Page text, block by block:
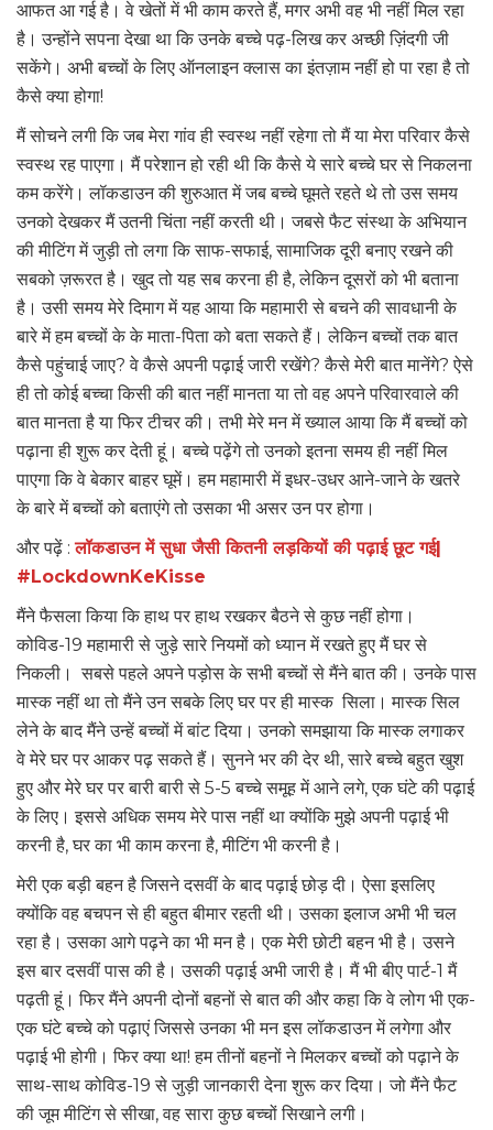
आफत आ गई है। वे खेतों में भी काम करते हैं, मगर अभी वह भी नहीं मिल रहा
है। उन्होंने सपना देखा था कि उनके बच्चे पढ़-लिख कर अच्छी ज़िंदगी जी
सकेंगे। अभी बच्चों के लिए ऑनलाइन क्लास का इंतज़ाम नहीं हो पा रहा है तो
कैसे क्या होगा!
मैं सोचने लगी कि जब मेरा गांव ही स्वस्थ नहीं रहेगा तो मैं या मेरा परिवार कैसे
स्वस्थ रह पाएगा। मैं परेशान हो रही थी कि कैसे ये सारे बच्चे घर से निकलना
कम करेंगे। लॉकडाउन की शुरुआत में जब बच्चे घूमते रहते थे तो उस समय
उनको देखकर मैं उतनी चिंता नहीं करती थी। जबसे फैट संस्था के अभियान
की मीटिंग में जुड़ी तो लगा कि साफ-सफाई, सामाजिक दूरी बनाए रखने की
सबको ज़रूरत है। खुद तो यह सब करना ही है, लेकिन दूसरों को भी बताना
है। उसी समय मेरे दिमाग में यह आया कि महामारी से बचने की सावधानी के
बारे में हम बच्चों के के माता-पिता को बता सकते हैं। लेकिन बच्चों तक बात
कैसे पहुंचाई जाए? वे कैसे अपनी पढ़ाई जारी रखेंगे? कैसे मेरी बात मानेंगे? ऐसे
ही तो कोई बच्चा किसी की बात नहीं मानता या तो वह अपने परिवारवाले की
बात मानता है या फिर टीचर की। तभी मेरे मन में ख्याल आया कि मैं बच्चों को
पढ़ाना ही शुरू कर देती हूं। बच्चे पढ़ेंगे तो उनको इतना समय ही नहीं मिल
पाएगा कि वे बेकार बाहर घूमें। हम महामारी में इधर-उधर आने-जाने के खतरे
के बारे में बच्चों को बताएंगे तो उसका भी असर उन पर होगा।
और पढ़ें :लॉकडाउन में सुधा जैसी कितनी लड़कियों की पढ़ाई छूट गई|
#LockdownKeKisse
मैंने फैसला किया कि हाथ पर हाथ रखकर बैठने से कुछ नहीं होगा।
कोविड-19 महामारी से जुड़े सारे नियमों को ध्यान में रखते हुए मैं घर से
निकली। सबसे पहले अपने पड़ोस के सभी बच्चों से मैंने बात की। उनके पास
मास्क नहीं था तो मैंने उन सबके लिए घर पर ही मास्क सिला। मास्क सिल
लेने के बाद मैंने उन्हें बच्चों में बांट दिया। उनको समझाया कि मास्क लगाकर
वे मेरे घर पर आकर पढ़ सकते हैं। सुनने भर की देर थी, सारे बच्चे बहुत खुश
हुए और मेरे घर पर बारी बारी से 5-5 बच्चे समूह में आने लगे, एक घंटे की पढ़ाई
के लिए। इससे अधिक समय मेरे पास नहीं था क्योंकि मुझे अपनी पढ़ाई भी
करनी है, घर का भी काम करना है, मीटिंग भी करनी है।
मेरी एक बड़ी बहन है जिसने दसवीं के बाद पढ़ाई छोड़ दी। ऐसा इसलिए
क्योंकि वह बचपन से ही बहुत बीमार रहती थी। उसका इलाज अभी भी चल
रहा है। उसका आगे पढ़ने का भी मन है। एक मेरी छोटी बहन भी है। उसने
इस बार दसवीं पास की है। उसकी पढ़ाई अभी जारी है। मैं भी बीए पार्ट-1 मैं
पढ़ती हूं। फिर मैंने अपनी दोनों बहनों से बात की और कहा कि वे लोग भी एक-
एक घंटे बच्चे को पढ़ाएं जिससे उनका भी मन इस लॉकडाउन में लगेगा और
पढ़ाई भी होगी। फिर क्या था! हम तीनों बहनों ने मिलकर बच्चों को पढ़ाने के
साथ-साथ कोविड-19 से जुड़ी जानकारी देना शुरू कर दिया। जो मैंने फैट
की जूम मीटिंग से सीखा, वह सारा कुछ बच्चों सिखाने लगी।